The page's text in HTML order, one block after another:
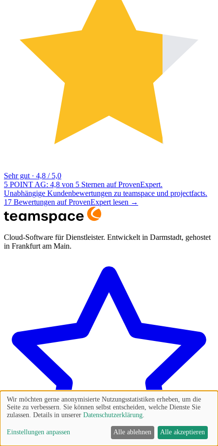
Sehr gut · 4,8 / 5,0
5 POINT AG: 4,8 von 5 Sternen auf ProvenExpert.
Unabhängige Kundenbewertungen zu teamspace und projectfacts.
17 Bewertungen auf ProvenExpert lesen →
Cloud-Software für Dienstleister. Entwickelt in Darmstadt, gehostet
in Frankfurt am Main.
Wir möchten gerne anonymisierte Nutzungsstatistiken erheben, um die
Seite zu verbessern. Sie können selbst entscheiden, welche Dienste Sie
zulassen. Details in unserer Datenschutzerklärung
Einstellungen anpassen Alle ablehnen Alle akzeptieren